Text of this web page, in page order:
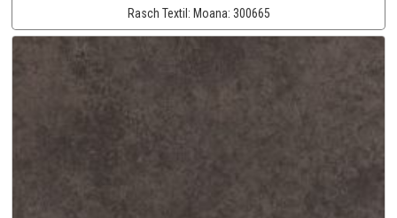
Rasch Textil: Moana: 300665